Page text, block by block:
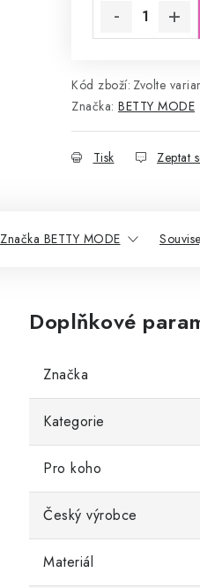
Kód zboží: Zvolte
Značka: BETTY MODE
Tisk Zeptat
Značka BETTY MODE
Doplňkové
Značka
Kategorie
Pro koho
Český výrobce
Materiál